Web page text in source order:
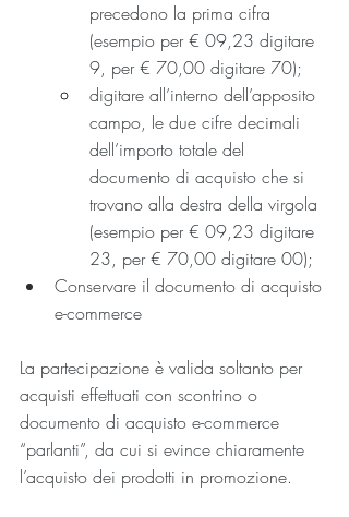
precedono la prima cifra
(esempio per € 09,23 digitare
9, per € 70,00 digitare 70);
digitare all’interno dell’apposito
campo, le due cifre decimali
dell’importo totale del
documento di acquisto che si
trovano alla destra della virgola
(esempio per € 09,23 digitare
23, per € 70,00 digitare 00);
Conservare il documento di acquisto
e-commerce
La partecipazione è valida soltanto per
acquisti effettuati con scontrino o
documento di acquisto e-commerce
“parlanti”, da cui si evince chiaramente
l’acquisto dei prodotti in promozione.